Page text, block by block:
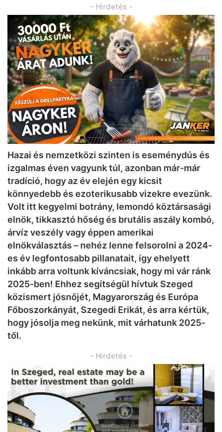
- Hirdetés -
Hazai és nemzetközi szinten is eseménydús és
izgalmas éven vagyunk túl, azonban már-már
tradíció, hogy az év elején egy kicsit
könnyedebb és ezoterikusabb vizekre evezünk.
Volt itt kegyelmi botrány, lemondó köztársasági
elnök, tikkasztó hőség és brutális aszály kombó,
árvíz veszély vagy éppen amerikai
elnökválasztás – nehéz lenne felsorolni a 2024-
es év legfontosabb pillanatait, így ehelyett
inkább arra voltunk kíváncsiak, hogy mi vár ránk
2025-ben! Ehhez segítségül hívtuk Szeged
közismert jósnőjét, Magyarország és Európa
Főboszorkányát, Szegedi Erikát, és arra kértük,
hogy jósolja meg nekünk, mit várhatunk 2025-
től.
- Hirdetés -